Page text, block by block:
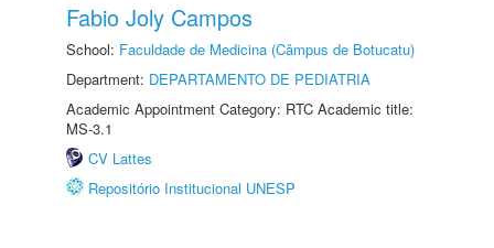
Fabio Joly Campos
School: Faculdade de Medicina (Câmpus de Botucatu)
Department: DEPARTAMENTO DE PEDIATRIA
Academic Appointment Category: RTC Academic title:
MS-3.1
CV Lattes
Repositório Institucional UNESP